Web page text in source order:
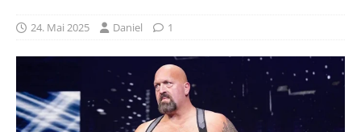
24. Mai 2025 Daniel 1